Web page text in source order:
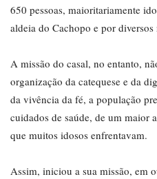
650 pessoas, maioritariamente
aldeia do Cachopo e por diversos
A missão do casal, no entanto,
organização da catequese e da
da vivência da fé, a população
cuidados de saúde, de um maior
que muitos idosos enfrentavam.
Assim, iniciou a sua missão, em